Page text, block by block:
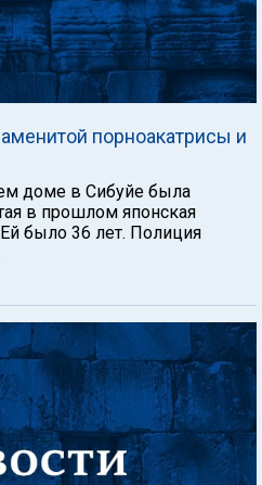
порноакатрисы и
доме в Сибуйе была
в прошлом японская
было 36 лет. Полиция